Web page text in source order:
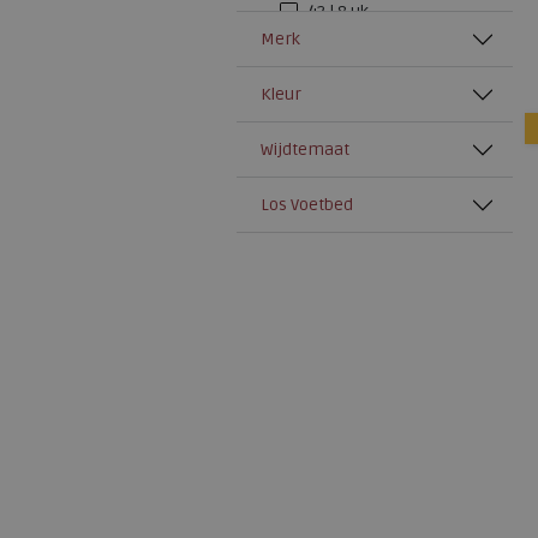
42 | 8 uk
44,5
45 | 10,5 uk
Merk
Kleur
Wijdtemaat
Los Voetbed